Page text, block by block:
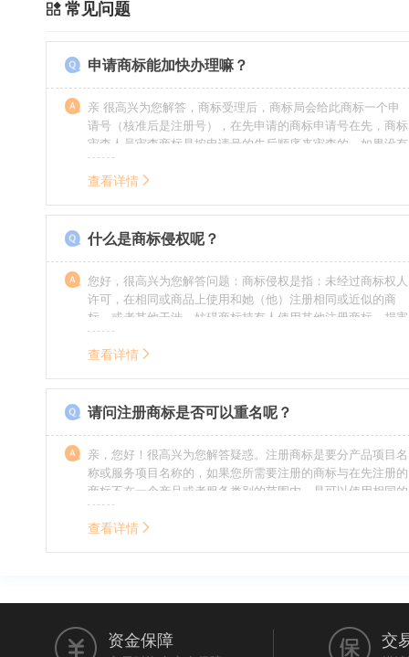
常见问题
申请商标能加快办理嘛？
亲 很高兴为您解答，商标受理后，商标局会给此商标一个申
请号（核准后是注册号），在先申请的商标申请号在先，商标
审查人员审查商标是按申请号的先后顺序来审查的，如果没有
特殊情况（受理案件需要，被异议等），不会延迟也不会提
前。
查看详情
什么是商标侵权呢？
您好，很高兴为您解答问题：商标侵权是指：未经过商标权人
许可，在相同或商品上使用和她（他）注册相同或近似的商
标，或者其他干涉、妨碍商标持有人使用其他注册商标，损害
商标持有人合法权益的其他行为。侵权的人通常需要承担侵权
的责任，明知侵权的行为的人要承担赔偿的责任。情节严重
查看详情
请问注册商标是否可以重名呢？
亲，您好！很高兴为您解答疑惑。注册商标是要分产品项目名
称或服务项目名称的，如果您所需要注册的商标与在先注册的
商标不在一个产品或者服务类别的范围内，是可以使用相同的
名称的。希望我的回答能帮到您。
查看详情
资金保障 交